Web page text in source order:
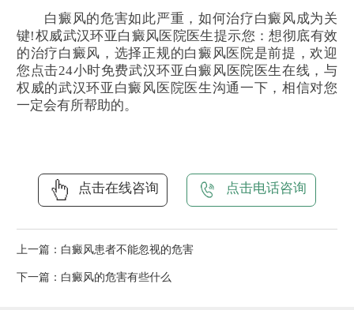
白癜风的危害如此严重，如何治疗白癜风成为关
键!权威武汉环亚白癜风医院医生提示您：想彻底有效
的治疗白癜风，选择正规的白癜风医院是前提，欢迎
您点击24小时免费武汉环亚白癜风医院医生在线，与
权威的武汉环亚白癜风医院医生沟通一下，相信对您
一定会有所帮助的。
点击在线咨询 点击电话咨询
上一篇： 白癜风患者不能忽视的危害
下一篇： 白癜风的危害有些什么